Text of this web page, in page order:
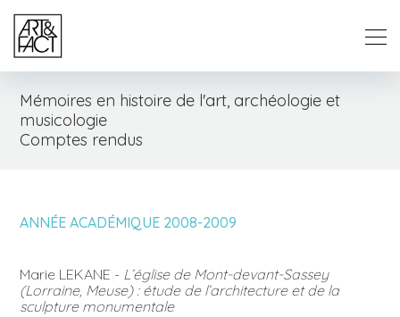
Mémoires en histoire de l'art, archéologie et
musicologie
Comptes rendus
ANNÉE ACADÉMIQUE 2008-2009
Marie LEKANE - L’église de Mont-devant-Sassey
(Lorraine, Meuse) : étude de l’architecture et de la
sculpture monumentale